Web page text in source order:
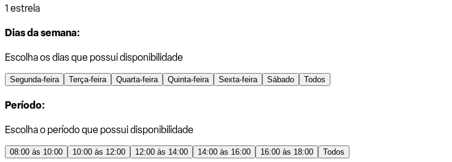
1 estrela
Dias da semana:
Escolha os dias que possui disponibilidade
Segunda-feira Terça-feira Quarta-feira Quinta-feira Sexta-feira Sábado Todos
Período:
Escolha o período que possui disponibilidade
08:00 às 10:00 10:00 às 12:00 12:00 às 14:00 14:00 às 16:00 16:00 às 18:00 Todos